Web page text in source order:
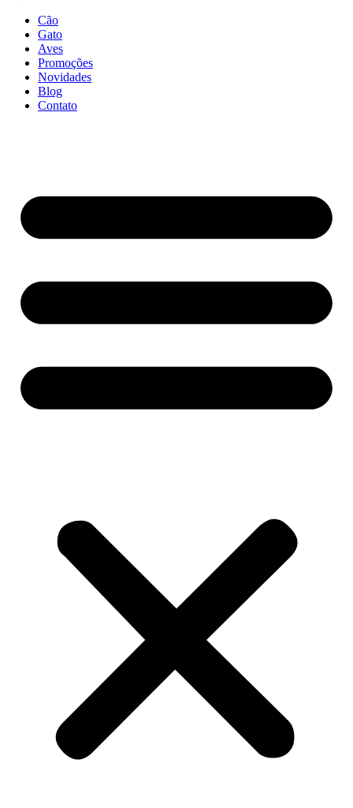
Cão
Gato
Aves
Promoções
Novidades
Blog
Contato